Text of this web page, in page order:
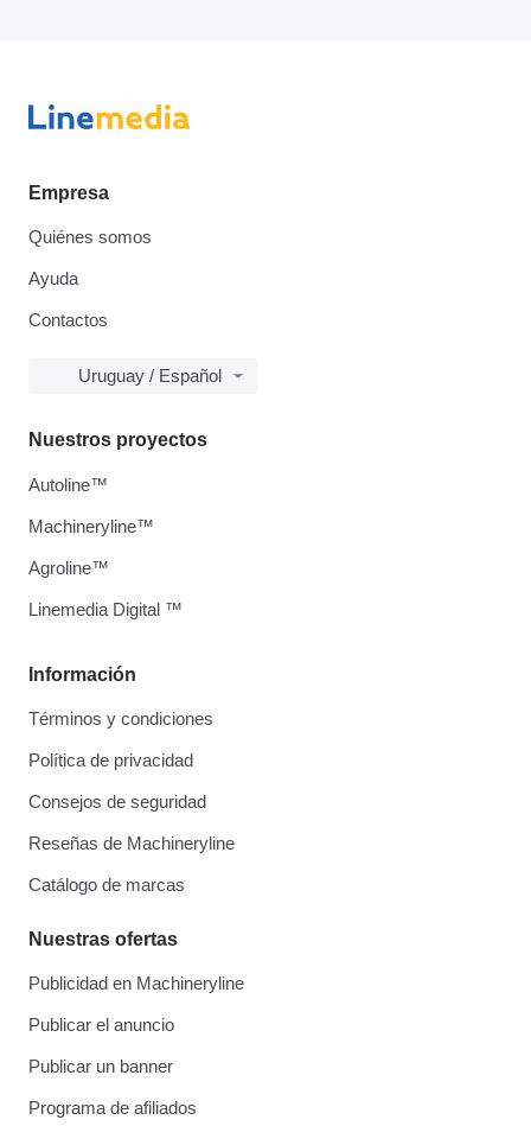
Empresa
Quiénes somos
Ayuda
Contactos
Uruguay / Español
Información
Términos y condiciones
Política de privacidad
Consejos de seguridad
Reseñas de Machineryline
Catálogo de marcas
Nuestras ofertas
Publicidad en Machineryline
Publicar el anuncio
Publicar un banner
Programa de afiliados
Nuestros proyectos
Autoline™
Machineryline™
Agroline™
Linemedia Digital ™